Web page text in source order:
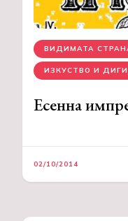
ВИДИМАТА
ИЗКУСТВО И
Есенна
02/10/2014